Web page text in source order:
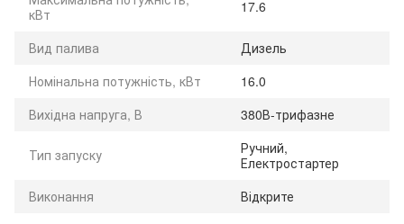
кВт
17.6
Вид палива
Дизель
Номінальна потужність, кВт
16.0
Вихідна напруга, В
380В-трифазне
Тип запуску
Ручний,
Електростартер
Виконання
Відкрите